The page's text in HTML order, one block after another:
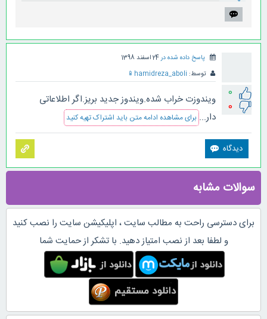
0
0
پاسخ داده شده در24 اسفند 1398
توسط: hamidreza_aboli
📱
ویندوزت خراب شده.ویندوز جدید بریز.اگر اطلاعاتی
دار... برای مشاهده ادامه متن باید اشتراک تهیه کنید
سوالات مشابه
برای دسترسی راحت به مطالب سایت ، اپلیکیشن سایت را نصب کنید
و لطفا بعد از نصب امتیاز دهید. با تشکر از حمایت شما